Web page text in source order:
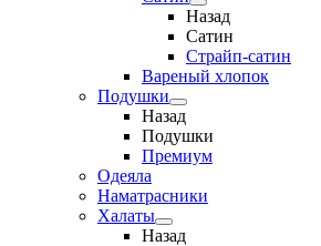
Назад
Сатин
Страйп-сатин
Вареный хлопок
Подушки
Назад
Подушки
Премиум
Одеяла
Наматрасники
Халаты
Назад